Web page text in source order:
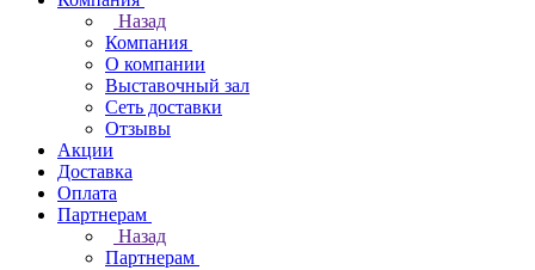
Назад
Компания
О компании
Выставочный зал
Сеть доставки
Отзывы
Акции
Доставка
Оплата
Партнерам
Назад
Партнерам